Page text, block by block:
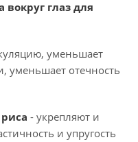
глаз для
уменьшает
уменьшает отечность
- укрепляют и
и упругость